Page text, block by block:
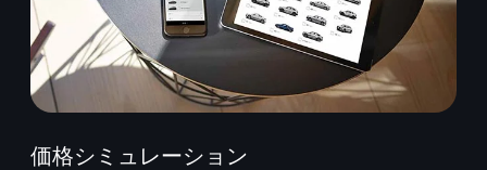
価格シミュレーション